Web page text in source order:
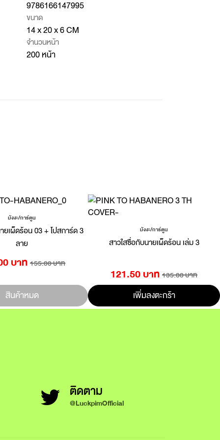
9786166147995
ขนาด
14 x 20 x 6 CM
จำนวนหน้า
200 หน้า
มังงะ/การ์ตูน
ยเผ็ดร้อน 03 + โปสการ์ด 3
ลาย
บาท 155.00 บาท
สินค้าหมด
มังงะ/การ์ตูน
สาวใสซื่อกับนายเผ็ดร้อน เล่ม 3
121.50 บาท 135.00 บาท
เพิ่มลงตะกร้า
ติดตาม
@LuckpimOfficial